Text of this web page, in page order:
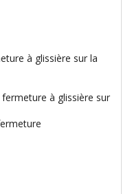
à glissière sur la
à glissière sur